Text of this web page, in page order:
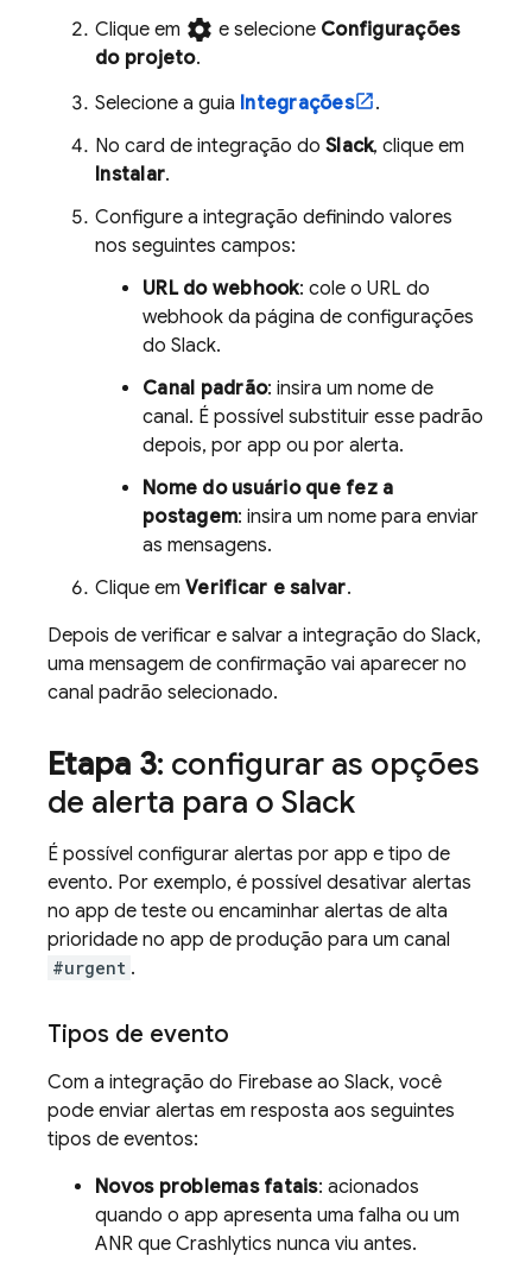
Clique em settings e selecione Configurações
do projeto.
Selecione a guia Integrações
.
No card de integração do Slack, clique em
Instalar.
Configure a integração definindo valores
nos seguintes campos:
URL do webhook: cole o URL do
webhook da página de configurações
do Slack.
Canal padrão: insira um nome de
canal. É possível substituir esse padrão
depois, por app ou por alerta.
Nome do usuário que fez a
postagem: insira um nome para enviar
as mensagens.
Clique em Verificar e salvar.
Depois de verificar e salvar a integração do Slack,
uma mensagem de confirmação vai aparecer no
canal padrão selecionado.
Etapa 3: configurar as opções
de alerta para o Slack
É possível configurar alertas por app e tipo de
evento. Por exemplo, é possível desativar alertas
no app de teste ou encaminhar alertas de alta
prioridade no app de produção para um canal
#urgent .
Tipos de evento
Com a integração do Firebase ao Slack, você
pode enviar alertas em resposta aos seguintes
tipos de eventos:
Novos problemas fatais: acionados
quando o app apresenta uma falha ou um
ANR que Crashlytics nunca viu antes.